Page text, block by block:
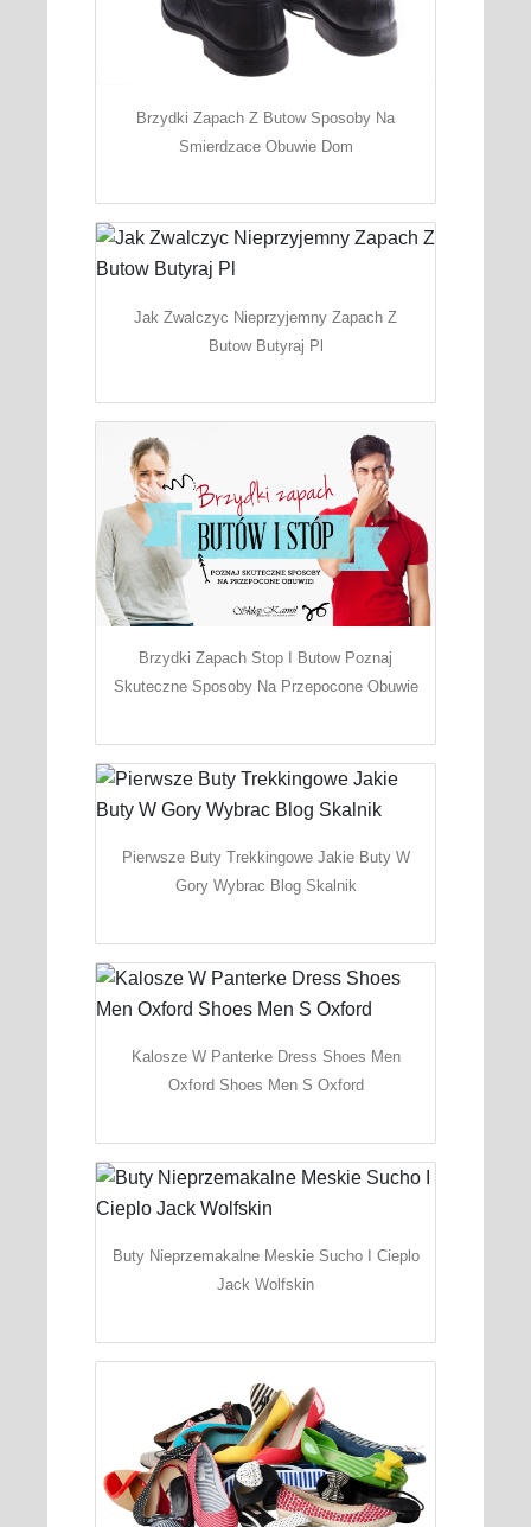
Brzydki Zapach Z Butow Sposoby Na
Smierdzace Obuwie Dom
Jak Zwalczyc Nieprzyjemny Zapach Z
Butow Butyraj Pl
Brzydki Zapach Stop I Butow Poznaj
Skuteczne Sposoby Na Przepocone Obuwie
Pierwsze Buty Trekkingowe Jakie Buty W
Gory Wybrac Blog Skalnik
Kalosze W Panterke Dress Shoes Men
Oxford Shoes Men S Oxford
Buty Nieprzemakalne Meskie Sucho I Cieplo
Jack Wolfskin